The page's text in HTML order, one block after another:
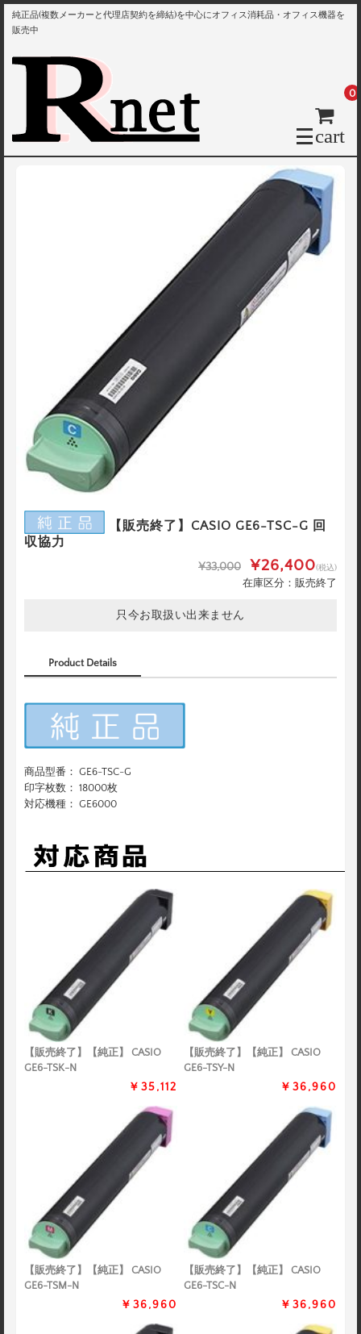
純正品(複数メーカーと代理店契約を締結)を中心にオフィス消耗品・オフィス機器を
販売中
cart
0
【販売終了】CASIO GE6-TSC-G 回
収協力
¥33,000 ¥26,400(税込)
在庫区分：販売終了
只今お取扱い出来ません
Product Details
商品型番： GE6-TSC-G
印字枚数： 18000枚
対応機種： GE6000
【販売終了】【純正】 CASIO
GE6-TSK-N
￥35,112
【販売終了】【純正】 CASIO
GE6-TSY-N
￥36,960
【販売終了】【純正】 CASIO
GE6-TSM-N
￥36,960
【販売終了】【純正】 CASIO
GE6-TSC-N
￥36,960